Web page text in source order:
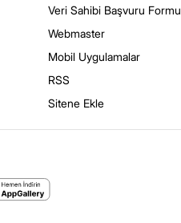
Veri Sahibi Başvuru Formu
Webmaster
Mobil Uygulamalar
RSS
Sitene Ekle